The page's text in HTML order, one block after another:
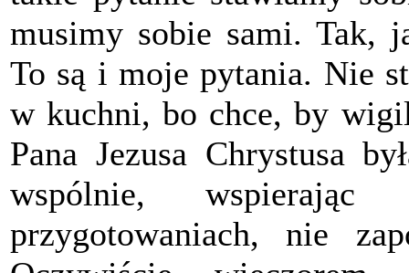
musimy sobie sami. Tak,
To są i moje pytania. Nie
w kuchni, bo chce, by
Pana Jezusa Chrystusa
wspólnie,
przygotowaniach, nie